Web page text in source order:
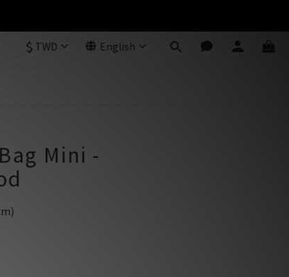
$ TWD English
Mini -